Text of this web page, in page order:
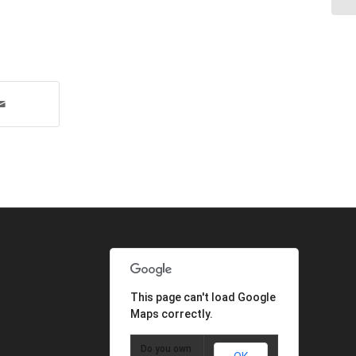
This page can't load Google
Maps correctly.
Do you own